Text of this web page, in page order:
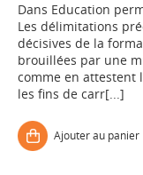
Dans Education
Les délimitations
décisives de la
brouillées par une
comme en attestent
les fins de carr[...]
Ajouter au panier